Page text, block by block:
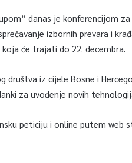
danas je konferencijom
izbornih prevara i
će trajati do 22. decembra.
društva iz cijele Bosne i
za uvođenje novih
peticiju i online putem web